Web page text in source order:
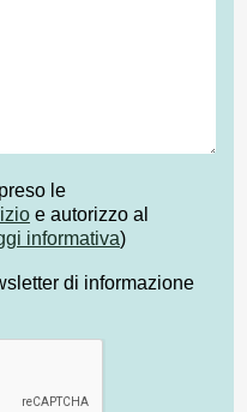
le
e autorizzo al
informativa)
di informazione